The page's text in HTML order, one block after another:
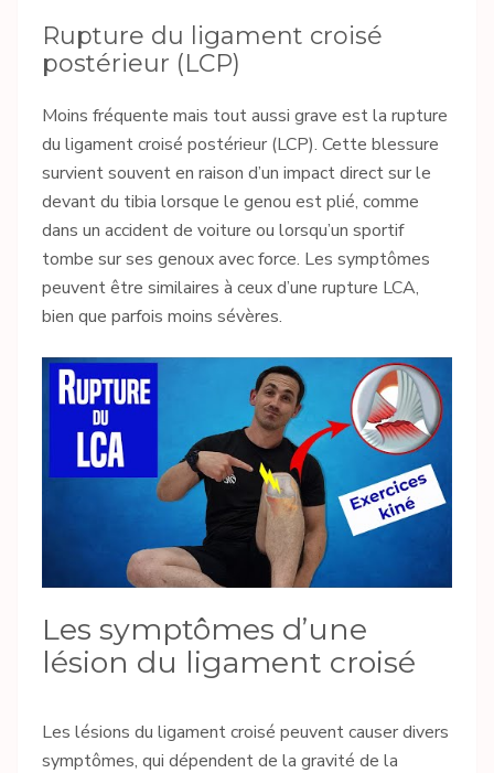
Rupture du ligament croisé
postérieur (LCP)
Moins fréquente mais tout aussi grave est la rupture
du ligament croisé postérieur (LCP). Cette blessure
survient souvent en raison d’un impact direct sur le
devant du tibia lorsque le genou est plié, comme
dans un accident de voiture ou lorsqu’un sportif
tombe sur ses genoux avec force. Les symptômes
peuvent être similaires à ceux d’une rupture LCA,
bien que parfois moins sévères.
Les symptômes d’une
lésion du ligament croisé
Les lésions du ligament croisé peuvent causer divers
symptômes, qui dépendent de la gravité de la